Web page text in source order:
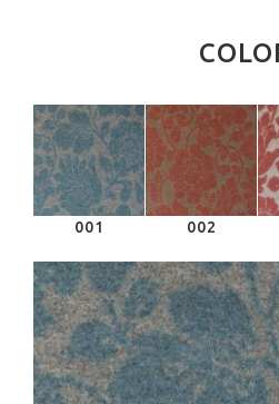
001 002